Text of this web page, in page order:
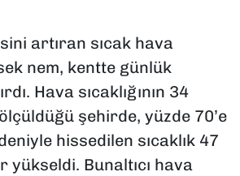
artıran sıcak hava
nem, kentte günlük
Hava sıcaklığının 34
şehirde, yüzde 70’e
hissedilen sıcaklık 47
yükseldi. Bunaltıcı hava